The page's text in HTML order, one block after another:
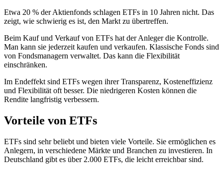
Etwa 20 % der Aktienfonds schlagen ETFs in 10 Jahren nicht. Das
zeigt, wie schwierig es ist, den Markt zu übertreffen.
Beim Kauf und Verkauf von ETFs hat der Anleger die Kontrolle.
Man kann sie jederzeit kaufen und verkaufen. Klassische Fonds sind
von Fondsmanagern verwaltet. Das kann die Flexibilität
einschränken.
Im Endeffekt sind ETFs wegen ihrer Transparenz, Kosteneffizienz
und Flexibilität oft besser. Die niedrigeren Kosten können die
Rendite langfristig verbessern.
Vorteile von ETFs
ETFs sind sehr beliebt und bieten viele Vorteile. Sie ermöglichen es
Anlegern, in verschiedene Märkte und Branchen zu investieren. In
Deutschland gibt es über 2.000 ETFs, die leicht erreichbar sind.